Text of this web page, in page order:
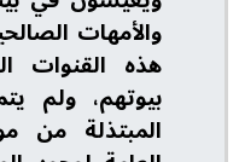
والأمهات
هذه القنوات
بيوتهم، ولم
المبتذلة من